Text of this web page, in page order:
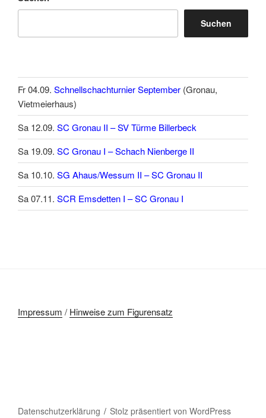
Suchen
Fr 04.09. Schnellschachturnier September (Gronau,
Vietmeierhaus)
Sa 12.09. SC Gronau II – SV Türme Billerbeck
Sa 19.09. SC Gronau I – Schach Nienberge II
Sa 10.10. SG Ahaus/Wessum II – SC Gronau II
Sa 07.11. SCR Emsdetten I – SC Gronau I
Impressum / Hinweise zum Figurensatz
Datenschutzerklärung Stolz präsentiert von WordPress